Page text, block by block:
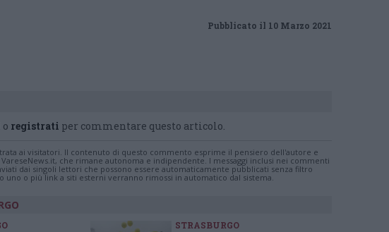
Pubblicato il 10 Marzo 2021
o registrati per commentare questo articolo.
ai visitatori. Il contenuto di questo commento esprime il pensiero dell'autore e
che rimane autonoma e indipendente. I messaggi inclusi nei commenti
dai singoli lettori che possono essere automaticamente pubblicati senza filtro
o più link a siti esterni verranno rimossi in automatico dal sistema.
STRASBURGO